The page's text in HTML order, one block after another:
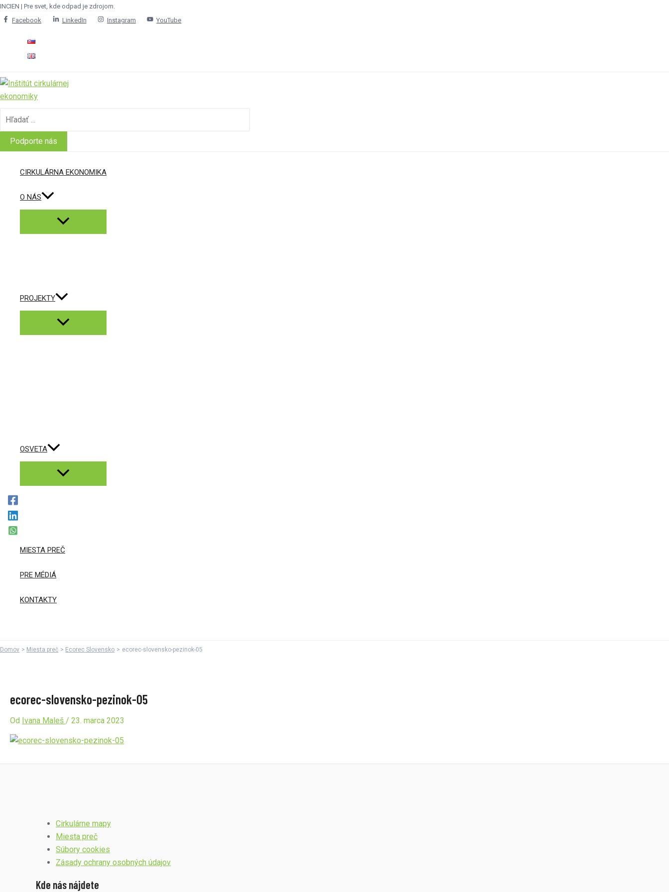
Preskočiť
na
INCIEN | Pre svet, kde odpad je zdrojom.
Facebook
LinkedIn Instagram YouTube
for:
Podporte nás
CIRKULÁRNA EKONOMIKA
O NÁS
Menu
Toggle
PROJEKTY
Menu
Toggle
OSVETA
Menu
Toggle
MIESTA PREČ
PRE MÉDIÁ
KONTAKTY
Domov Miesta preč Ecorec Slovensko ecorec-slovensko-pezinok-05
ecorec-slovensko-pezinok-05
Od Ivana Maleš / 23. marca 2023
Cirkulárne mapy
Miesta preč
Súbory cookies
Zásady ochrany osobných údajov
Kde nás nájdete